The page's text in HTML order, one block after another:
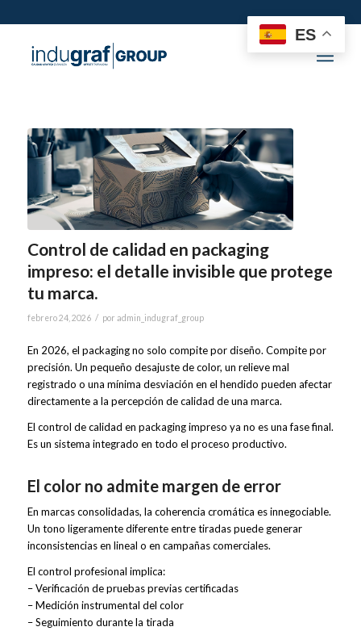
Control de calidad en packaging
impreso: el detalle invisible que protege
tu marca.
febrero 24, 2026 / por admin_indugraf_group
En 2026, el packaging no solo compite por diseño. Compite por
precisión. Un pequeño desajuste de color, un relieve mal
registrado o una mínima desviación en el hendido pueden afectar
directamente a la percepción de calidad de una marca.
El control de calidad en packaging impreso ya no es una fase final.
Es un sistema integrado en todo el proceso productivo.
El color no admite margen de error
En marcas consolidadas, la coherencia cromática es innegociable.
Un tono ligeramente diferente entre tiradas puede generar
inconsistencias en lineal o en campañas comerciales.
El control profesional implica:
– Verificación de pruebas previas certificadas
– Medición instrumental del color
– Seguimiento durante la tirada
ES